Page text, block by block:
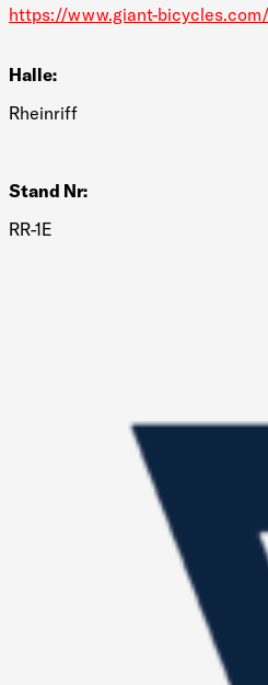
https://www.giant-bicycles.com/
Halle:
Rheinriff
Stand Nr:
RR-1E